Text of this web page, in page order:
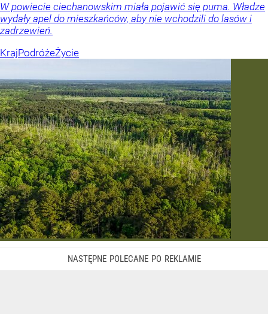
W powiecie ciechanowskim miała pojawić się puma. Władze
wydały apel do mieszkańców, aby nie wchodzili do lasów i
zadrzewień.
KrajPodróżeŻycie